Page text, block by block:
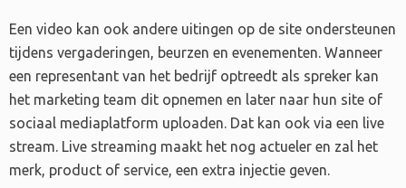
Een video kan ook andere uitingen op de site ondersteunen
tijdens vergaderingen, beurzen en evenementen. Wanneer
een representant van het bedrijf optreedt als spreker kan
het marketing team dit opnemen en later naar hun site of
sociaal mediaplatform uploaden. Dat kan ook via een live
stream. Live streaming maakt het nog actueler en zal het
merk, product of service, een extra injectie geven.